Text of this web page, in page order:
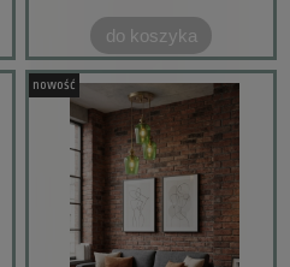
do koszyka
nowość